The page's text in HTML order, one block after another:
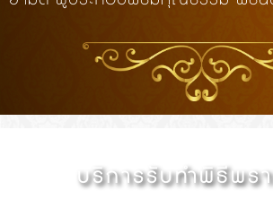
บริการรับทำพิธีพ